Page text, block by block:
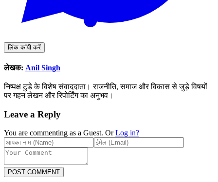
लिंक कॉपी करें
लेखक: Anil Singh
निष्पक्ष टुडे के विशेष संवाददाता। राजनीति, समाज और विकास से जुड़े विषयों
पर गहन लेखन और रिपोर्टिंग का अनुभव।
Leave a Reply
You are commenting as a Guest. Or Log in?
POST COMMENT